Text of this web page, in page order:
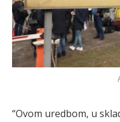
“Ovom uredbom, u